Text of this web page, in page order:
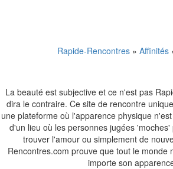
Rapide-Rencontres» Affinités
La beauté est subjective et ce n'est pas
dira le contraire. Ce site de rencontre
une plateforme où l'apparence physique
d'un lieu où les personnes jugées
trouver l'amour ou simplement de
Rencontres.com prouve que tout le monde
importe son